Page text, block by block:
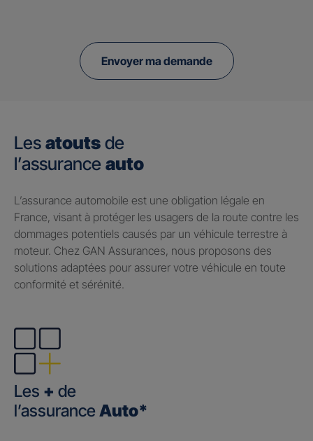
Envoyer ma demande
Les atouts de
l’assurance auto
​L’assurance automobile est une obligation légale en
France, visant à protéger les usagers de la route contre les
dommages potentiels causés par un véhicule terrestre à
moteur. Chez GAN Assurances, nous proposons des
solutions adaptées pour assurer votre véhicule en toute
conformité et sérénité.
Les + de
l’assurance Auto*